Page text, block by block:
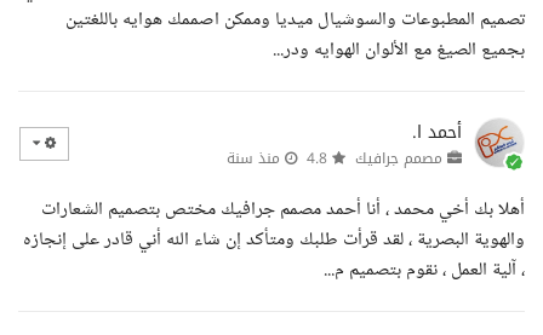
تصميم المطبوعات والسوشيال ميديا وممكن اصممك هوايه باللغتين
بجميع الصيغ مع الألوان الهوايه ودر...
أحمد ا.
مصمم جرافيك منذ سنة
أهلا بك أخي محمد ، أنا أحمد مصمم جرافيك مختص بتصميم الشعارات
والهوية البصرية ، لقد قرأت طلبك ومتأكد إن شاء الله أني قادر على إنجازه
، آلية العمل ، نقوم بتصميم م...